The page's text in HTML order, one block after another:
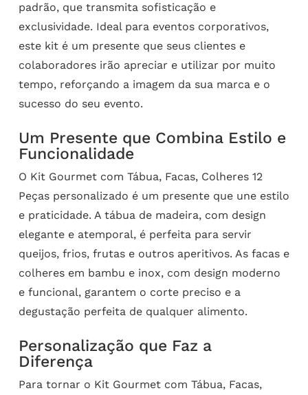
padrão, que transmita sofisticação e
exclusividade. Ideal para eventos corporativos,
este kit é um presente que seus clientes e
colaboradores irão apreciar e utilizar por muito
tempo, reforçando a imagem da sua marca e o
sucesso do seu evento.
Um Presente que Combina Estilo e
Funcionalidade
O Kit Gourmet com Tábua, Facas, Colheres 12
Peças personalizado é um presente que une estilo
e praticidade. A tábua de madeira, com design
elegante e atemporal, é perfeita para servir
queijos, frios, frutas e outros aperitivos. As facas e
colheres em bambu e inox, com design moderno
e funcional, garantem o corte preciso e a
degustação perfeita de qualquer alimento.
Personalização que Faz a
Diferença
Para tornar o Kit Gourmet com Tábua, Facas,